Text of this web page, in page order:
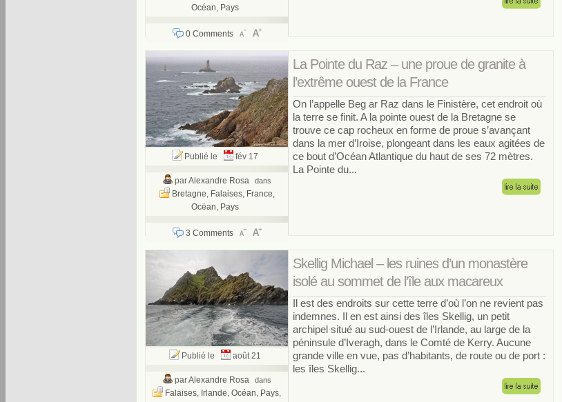
Océan, Pays
0 Comments
Publié le fév 17
parAlexandre Rosa dans
Bretagne, Falaises, France,
Océan, Pays
3 Comments
La Pointe du Raz – une proue de granite à
l’extrême ouest de la France
On l’appelle Beg ar Raz dans le Finistère, cet endroit où
la terre se finit. A la pointe ouest de la Bretagne se
trouve ce cap rocheux en forme de proue s’avançant
dans la mer d’Iroise, plongeant dans les eaux agitées de
ce bout d’Océan Atlantique du haut de ses 72 mètres.
La Pointe du...
Publié le août 21
parAlexandre Rosa dans
Falaises, Irlande, Océan, Pays,
Skellig Michael – les ruines d’un monastère
isolé au sommet de l’île aux macareux
Il est des endroits sur cette terre d’où l’on ne revient pas
indemnes. Il en est ainsi des îles Skellig, un petit
archipel situé au sud-ouest de l’Irlande, au large de la
péninsule d’Iveragh, dans le Comté de Kerry. Aucune
grande ville en vue, pas d’habitants, de route ou de port :
les îles Skellig...